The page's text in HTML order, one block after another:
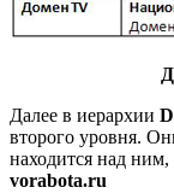
Далее в иерархии
второго уровня.
находится над ним,
vorabota.ru